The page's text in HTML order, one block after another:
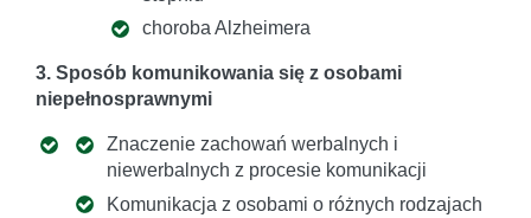
choroba Alzheimera
3. Sposób komunikowania się z osobami
niepełnosprawnymi
Znaczenie zachowań werbalnych i
niewerbalnych z procesie komunikacji
Komunikacja z osobami o różnych rodzajach